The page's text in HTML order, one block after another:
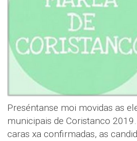
Preséntanse moi movidas as
municipais de Coristanco
caras xa confirmadas, as